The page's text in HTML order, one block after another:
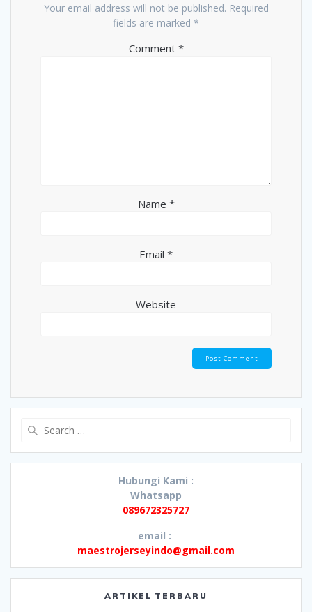
Your email address will not be published. Required
fields are marked *
Comment *
Name *
Email *
Website
Hubungi Kami :
Whatsapp
089672325727
email :
maestrojerseyindo@gmail.com
ARTIKEL TERBARU